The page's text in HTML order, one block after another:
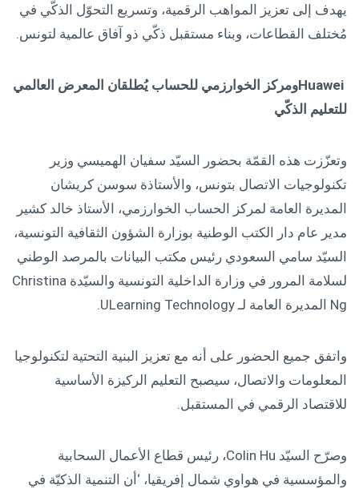
يهدف إلى تعزيز المواهب الرقمية، وتسريع التحوّل الذكّي في
مُختلف القطاعات، وبناء مستقبل ذكّي ذو آفاق عالمية لتونس.
ومركز الخوارزمي للحساب يُطلقان المعرض العالمي
للتعليم الذكّي
وتعزّزت هذه القمّة بحضور السيّد سفيان الهميسي وزير
تكنولوجيات الاتصال بتونس، والأستاذة سوسن كريشان
المديرة العامة لمركز الحساب الخوارزمي، الأستاذ خالد كشير
مدير عام دار الكتب الوطنية بوزارة الشؤون الثقافية التونسية،
السيّد سامي السعودي رئيس مكتب البيانات بالمرصد الوطني
لسلامة المرور في وزارة الداخلية التونسية والسيّدة Christina
Ng المديرة العامة لـ ULearning Technology.
واتفق جميع الحضور على أنه مع تعزيز البنية التحتية لتكنولوجيا
المعلومات والاتصال، سيصبح التعليم الركيزة الأساسية
للاقتصاد الرقمي في المستقبل.
وصرّح السيّد Colin Hu، رئيس قطاع الأعمال السحابية
والمؤسسية في هواوي شمال إفريقيا، ‘أن التنمية الذكيّة في